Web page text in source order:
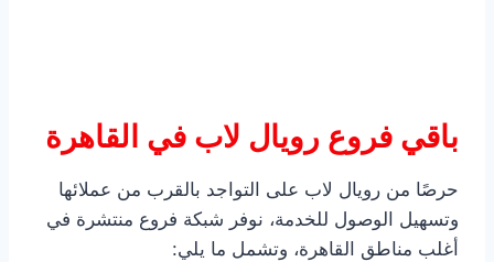
باقي فروع رويال لاب في القاهرة
حرصًا من رويال لاب على التواجد بالقرب من عملائها
وتسهيل الوصول للخدمة، نوفر شبكة فروع منتشرة في
أغلب مناطق القاهرة، وتشمل ما يلي: